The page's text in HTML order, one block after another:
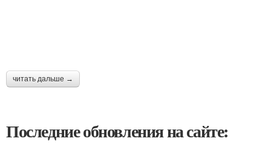
читать дальше →
Последние обновления на сайте: